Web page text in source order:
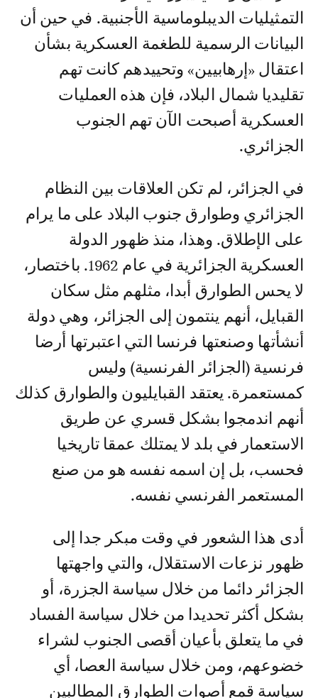
التمثيليات الديبلوماسية الأجنبية. في حين أن
البيانات الرسمية للطغمة العسكرية بشأن
اعتقال «إرهابيين» وتحييدهم كانت تهم
تقليديا شمال البلاد، فإن هذه العمليات
العسكرية أصبحت الآن تهم الجنوب
الجزائري.
في الجزائر، لم تكن العلاقات بين النظام
الجزائري وطوارق جنوب البلاد على ما يرام
على الإطلاق. وهذا، منذ ظهور الدولة
العسكرية الجزائرية في عام 1962. باختصار،
لا يحس الطوارق أبدا، مثلهم مثل سكان
القبايل، أنهم ينتمون إلى الجزائر، وهي دولة
أنشأتها وصنعتها فرنسا التي اعتبرتها أرضا
فرنسية (الجزائر الفرنسية) وليس
كمستعمرة. يعتقد القبايليون والطوارق كذلك
أنهم اندمجوا بشكل قسري عن طريق
الاستعمار في بلد لا يمتلك عمقا تاريخيا
فحسب، بل إن اسمه نفسه هو من صنع
المستعمر الفرنسي نفسه.
أدى هذا الشعور في وقت مبكر جدا إلى
ظهور نزعات الاستقلال، والتي واجهتها
الجزائر دائما من خلال سياسة الجزرة، أو
بشكل أكثر تحديدا من خلال سياسة الفساد
في ما يتعلق بأعيان أقصى الجنوب لشراء
خضوعهم، ومن خلال سياسة العصا، أي
سياسة قمع أصوات الطوارق المطالبين